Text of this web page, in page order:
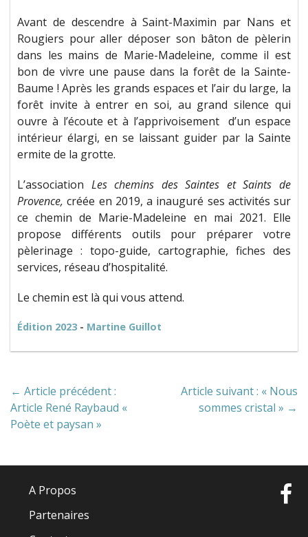
Avant de descendre à Saint-Maximin par Nans et
Rougiers pour aller déposer son bâton de pèlerin
dans les mains de Marie-Madeleine, comme il est
bon de vivre une pause dans la forêt de la Sainte-
Baume ! Après les grands espaces et l’air du large, la
forêt invite à entrer en soi, au grand silence qui
ouvre à l’écoute et à l’apprivoisement d’un espace
intérieur élargi, en se laissant guider par la Sainte
ermite de la grotte.
L’association Les chemins des Saintes et Saints de
Provence, créée en 2019, a inauguré ses activités sur
ce chemin de Marie-Madeleine en mai 2021. Elle
propose différents outils pour préparer votre
pèlerinage : topo-guide, cartographie, fiches des
services, réseau d’hospitalité.
Le chemin est là qui vous attend.
Édition 2023 - Martine Guillot
← Article précédent :
Article René Raybaud «
Poète et paysan »
Article suivant : « Nous
sommes cristal » →
A Propos
Partenaires